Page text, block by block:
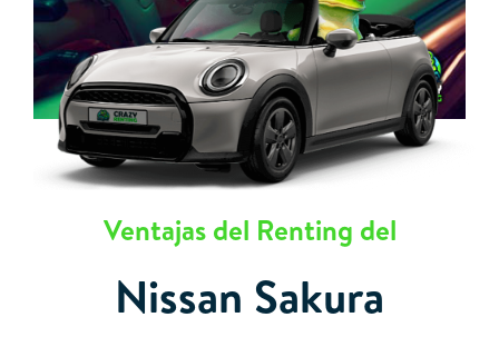
Ventajas del Renting del
Nissan Sakura